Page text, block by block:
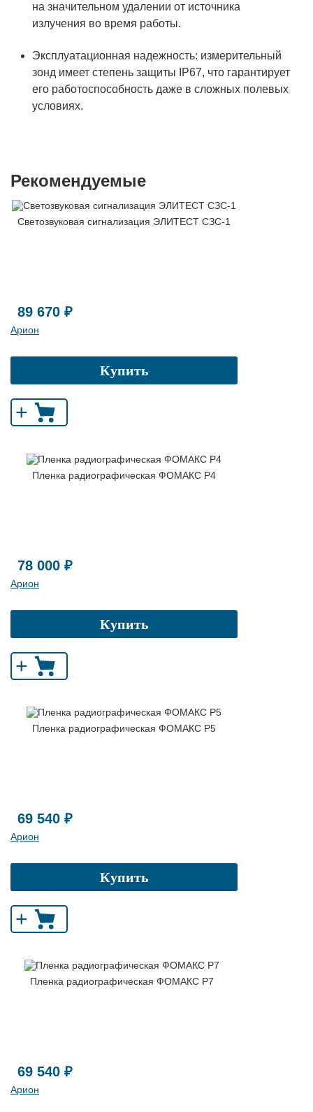
на значительном удалении от источника
излучения во время работы.
Эксплуатационная надежность: измерительный
зонд имеет степень защиты IP67, что гарантирует
его работоспособность даже в сложных полевых
условиях.
Рекомендуемые
Светозвуковая сигнализация ЭЛИТЕСТ СЗС-1
89 670 ₽
Арион
Купить
+
Пленка радиографическая ФОМАКС Р4
78 000 ₽
Арион
Купить
+
Пленка радиографическая ФОМАКС Р5
69 540 ₽
Арион
Купить
+
Пленка радиографическая ФОМАКС Р7
69 540 ₽
Арион